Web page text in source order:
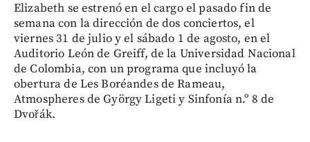
Elizabeth se estrenó en el cargo el pasado fin de
semana con la dirección de dos conciertos, el
viernes 31 de julio y el sábado 1 de agosto, en el
Auditorio León de Greiff, de la Universidad Nacional
de Colombia, con un programa que incluyó la
obertura de Les Boréandes de Rameau,
Atmospheres de György Ligeti y Sinfonía n.º 8 de
Dvořák.